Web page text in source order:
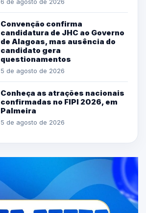
Convenção confirma
candidatura de JHC ao Governo
de Alagoas, mas ausência do
candidato gera
questionamentos
5 de agosto de 2026
Conheça as atrações nacionais
confirmadas no FIPI 2026, em
Palmeira
5 de agosto de 2026